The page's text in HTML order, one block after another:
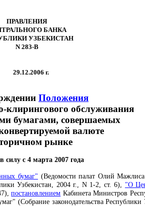
ПРАВЛЕНИЯ
БАНКА
УЗБЕКИСТАН
N 283-В
29.12.2006 г.
Положения
клирингового обслуживания
бумагами, совершаемых
валюте
рынке
силу с 4 марта 2007 года
бумаг" (Ведомости палат Олий
Узбекистан, 2004 г., N 1-2, ст. 6), "О
постановлением Кабинета Министров
(Собрание законодательства Республики